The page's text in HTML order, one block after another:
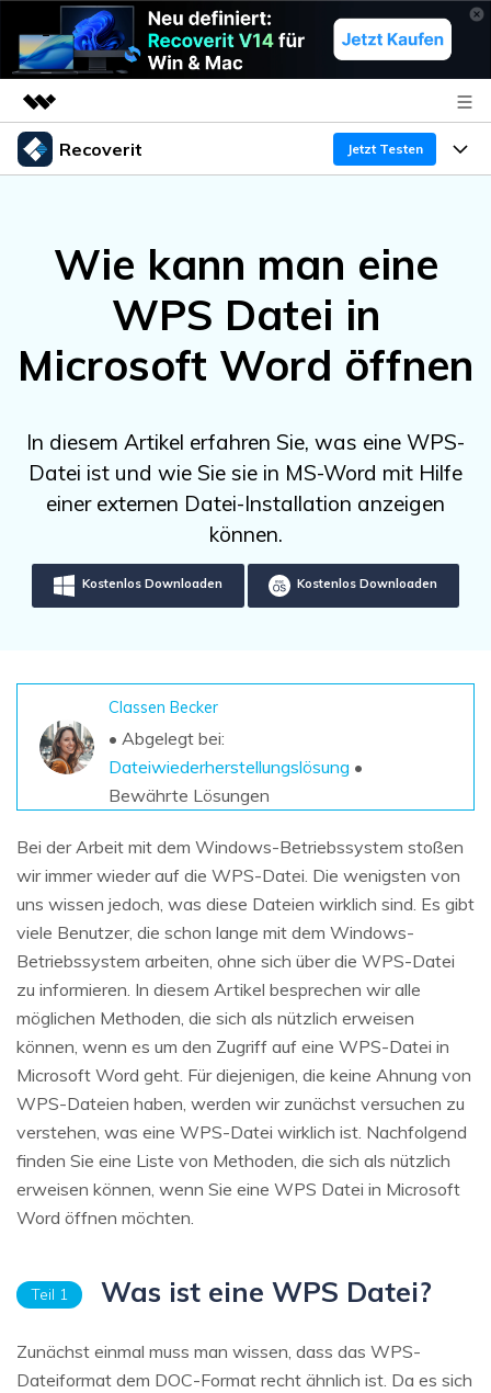
Top-Produkte
Überblick
Lösungen
Über uns
Shop
Recoverit Jetzt Testen
Recoverit für Windows
KI
Ein führendes Tool zur Datenrettung für Windows
Kostenlos Testen
Recoverit für Mac
KI
Unbegrenzte Daten vom Mac-System
Kostenlos Testen
Verlorene/gel?schte Daten kostenlos
Kostenlos Testen
Weitere Produkte
Repairit - Datenreparatur
UBackit - Datensicherung
Funktionen
Wiederherstellung von Laufwerken
Gel?schte Medien wiederherstellen
Exklusive Wiederherstellungsl?sungen Neu
Datenverlust-Szenarien
Ressourcen
Warum Recoverit
Kundengeschichten
DOWNLOAD Sign In
search
Wie kann man eine
WPS Datei in
Microsoft Word öffnen
In diesem Artikel erfahren Sie, was eine WPS-
Datei ist und wie Sie sie in MS-Word mit Hilfe
einer externen Datei-Installation anzeigen
können.
Kostenlos Downloaden Kostenlos Downloaden
Classen Becker
• Abgelegt bei:
Dateiwiederherstellungslösung •
Bewährte Lösungen
Bei der Arbeit mit dem Windows-Betriebssystem stoßen
wir immer wieder auf die WPS-Datei. Die wenigsten von
uns wissen jedoch, was diese Dateien wirklich sind. Es gibt
viele Benutzer, die schon lange mit dem Windows-
Betriebssystem arbeiten, ohne sich über die WPS-Datei
zu informieren. In diesem Artikel besprechen wir alle
möglichen Methoden, die sich als nützlich erweisen
können, wenn es um den Zugriff auf eine WPS-Datei in
Microsoft Word geht. Für diejenigen, die keine Ahnung von
WPS-Dateien haben, werden wir zunächst versuchen zu
verstehen, was eine WPS-Datei wirklich ist. Nachfolgend
finden Sie eine Liste von Methoden, die sich als nützlich
erweisen können, wenn Sie eine WPS Datei in Microsoft
Word öffnen möchten.
Teil 1 Was ist eine WPS Datei?
Zunächst einmal muss man wissen, dass das WPS-
Dateiformat dem DOC-Format recht ähnlich ist. Da es sich